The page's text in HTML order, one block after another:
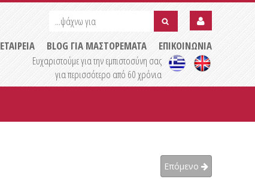
...ψάχνω
για
...ψάχνω
για
submit
ΕΠΙΚΟΙΝΩΝΙΑ
BLOG ΓΙΑ ΜΑΣΤΟΡΕΜΑΤΑ
ΕΤΑΙΡΕΙΑ
Ευχαριστούμε για την εμπιστοσύνη σας
για περισσότερο από 60 χρόνια
Επόμενο